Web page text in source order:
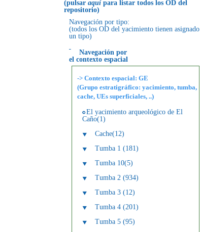
(pulsar aquí para listar todos los OD del
repositorio)
Navegación por tipo:
(todos los OD del yacimiento tienen asignado
un tipo)
Navegación por
el contexto espacial
-> Contexto espacial: GE
(Grupo estratigráfico: yacimiento, tumba,
cache, UEs superficiales, ..)
El yacimiento arqueológico de El
Caño(1)
Cache(12)
Tumba 1 (181)
Tumba 10(5)
Tumba 2 (934)
Tumba 3 (12)
Tumba 4 (201)
Tumba 5 (95)